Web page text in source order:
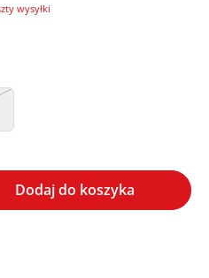
wysyłki
Dodaj do koszyka